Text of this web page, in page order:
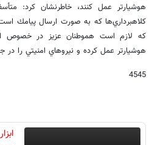
هوشيارتر عمل كنند، خاطرنشان كرد:
كلاهبرداري‌ها كه به صورت ارسال پيامك
كه لازم است هموطنان عزيز در خصوص
هوشيارتر عمل كرده و نيروهاي امنيتي را در
4545